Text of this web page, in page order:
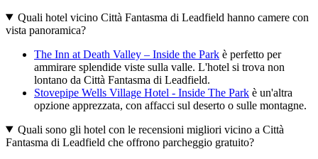
Quali hotel vicino Città Fantasma di Leadfield hanno camere con
vista panoramica?
The Inn at Death Valley – Inside the Park è perfetto per
ammirare splendide viste sulla valle. L'hotel si trova non
lontano da Città Fantasma di Leadfield.
Stovepipe Wells Village Hotel - Inside The Park è un'altra
opzione apprezzata, con affacci sul deserto o sulle montagne.
Quali sono gli hotel con le recensioni migliori vicino a Città
Fantasma di Leadfield che offrono parcheggio gratuito?